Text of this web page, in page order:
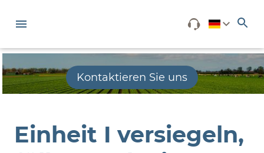
Kontaktieren Sie uns
Einheit I versiegeln,